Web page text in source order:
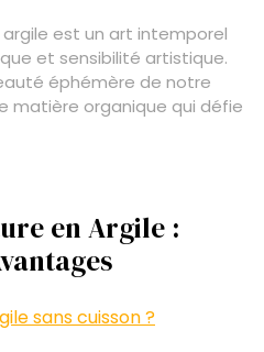
est un art intemporel
et sensibilité artistique.
éphémère de notre
matière organique qui défie
en Argile :
sans cuisson ?